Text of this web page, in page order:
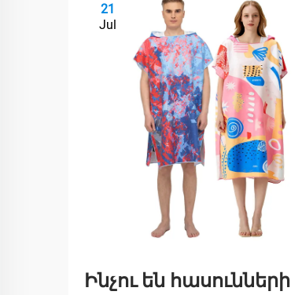
21
Jul
Ինչու են հասունների